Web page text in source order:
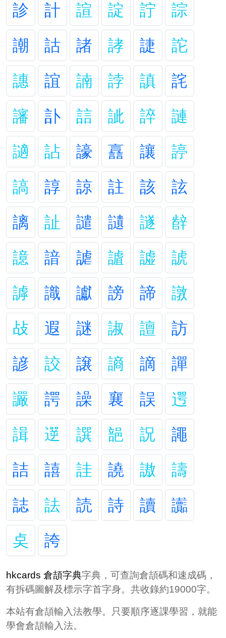
診
計 諠 諚 詝
誴
謿
詁 諸 誟 誱
詑
譓
誼 諵 誖 謓
詫
讅
訃 誩 訿 誶
謰
讁
詀 譹 譶 讓
諪
謞
諄 諒 註 該
詃
謧
訨 譴 讉 譢
辪
譩
諳 謔 謯 譃
諕
謼
識 讞 謗 諦
譈
敁
遐 謎 諔 譠
訪
諺
詨 譲 謪 謫
譂
讝
諤 譟 襄 誤
遌
諿
遻 譔 郶 詋
譝
詰
譆 詿 譊 謸
譸
誌
詓 読 詩 讀
讟
奌
誇
hkcards 倉頡字典字典，可查詢倉頡碼和速成碼，
有拆碼圖解及標示字首字身。共收錄約19000字。
本站有倉頡輸入法教學。只要順序逐課學習，就能
學會倉頡輸入法。